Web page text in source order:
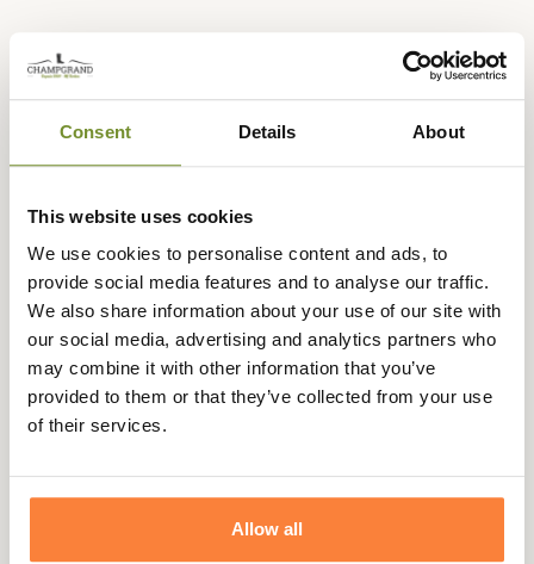
Consent Details About
This website uses cookies
We use cookies to personalise content and ads, to
provide social media features and to analyse our traffic.
We also share information about your use of our site with
our social media, advertising and analytics partners who
may combine it with other information that you’ve
provided to them or that they’ve collected from your use
of their services.
Allow all
Gegevensblad
Vergroting
Vragen (FAQ's)
Questions (FAQs)
Poser une question